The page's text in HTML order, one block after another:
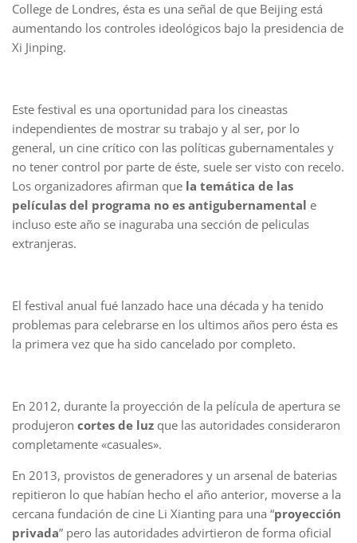
College de Londres, ésta es una señal de que Beijing está
aumentando los controles ideológicos bajo la presidencia de
Xi Jinping.
Este festival es una oportunidad para los cineastas
independientes de mostrar su trabajo y al ser, por lo
general, un cine crítico con las políticas gubernamentales y
no tener control por parte de éste, suele ser visto con recelo.
Los organizadores afirman que la temática de las
películas del programa no es antigubernamental e
incluso este año se inaguraba una sección de peliculas
extranjeras.
El festival anual fué lanzado hace una década y ha tenido
problemas para celebrarse en los ultimos años pero ésta es
la primera vez que ha sido cancelado por completo.
En 2012, durante la proyección de la película de apertura se
produjeron cortes de luz que las autoridades consideraron
completamente «casuales».
En 2013, provistos de generadores y un arsenal de baterias
repitieron lo que habían hecho el año anterior, moverse a la
cercana fundación de cine Li Xianting para una “proyección
privada” pero las autoridades advirtieron de forma oficial